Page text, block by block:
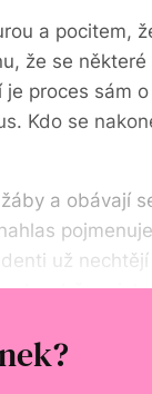
a pocitem,
že se
proces sám
Kdo se
a obávají
už
k sobě na